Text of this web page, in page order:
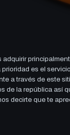
es el
a través de este
de la república así
decirte que te